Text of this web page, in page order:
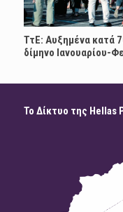
ΤτΕ: Αυξημένα κατά
δίμηνο Ιανουαρίου-
Το Δίκτυο της Hellas